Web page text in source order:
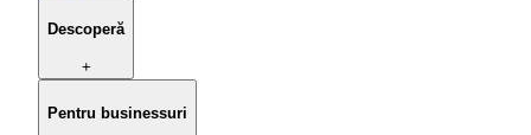
Descoperă
+
Pentru businessuri